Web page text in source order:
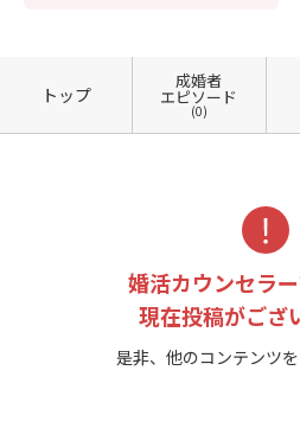
トップ
成婚者
エピソード
(0)
婚活カウンセラー
現在投稿がござ
是非、他のコンテンツを